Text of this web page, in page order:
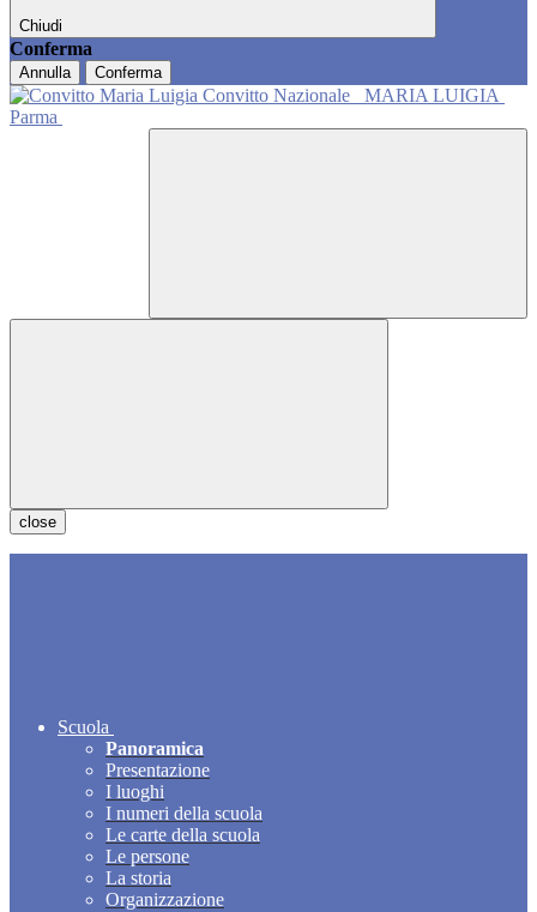
Chiudi
Conferma
Annulla Conferma
Convitto Nazionale
MARIA LUIGIA
Parma
close
Scuola
Panoramica
Presentazione
I luoghi
I numeri della scuola
Le carte della scuola
Le persone
La storia
Organizzazione